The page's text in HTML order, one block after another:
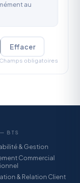
au
Effacer
Champs obligatoires
BTS
& Gestion
Commercial
& Relation Client